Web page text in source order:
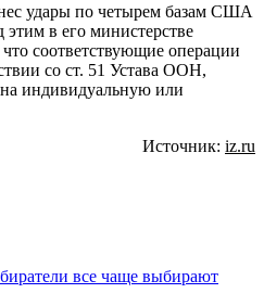
удары по четырем базам США
в его министерстве
соответствующие операции
со ст. 51 Устава ООН,
индивидуальную или
Источник: iz.ru
все чаще выбирают